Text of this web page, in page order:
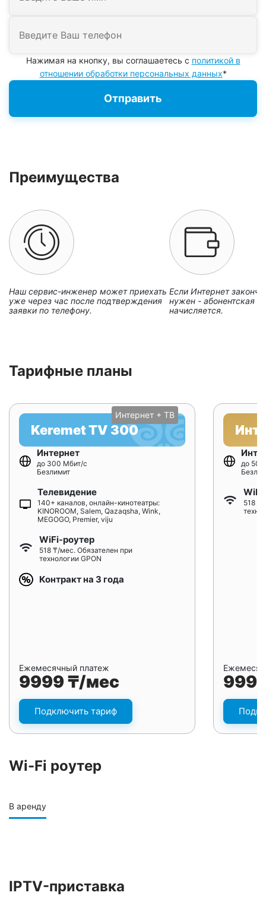
Нажимая на кнопку, вы соглашаетесь с политикой в
отношении обработки персональных данных*
Преимущества
Наш сервис-инженер может приехать
уже через час после подтверждения
заявки по телефону.
Если Интернет
нужен - абонентская
начисляется.
Тарифные планы
Интернет + ТВ
Keremet TV 300
Интернет
до 300 Мбит/с
Безлимит
Телевидение
140+ каналов, онлайн-кинотеатры:
KINOROOM, Salem, Qazaqsha, Wink,
MEGOGO, Premier, viju
WiFi-роутер
518 ₸/мес. Обязателен при
технологии GPON
Контракт на 3 года
Ежемесячный платеж
9999 ₸/мес
Подключить тариф
до
518
Wi-Fi роутер
В аренду
IPTV-приставка